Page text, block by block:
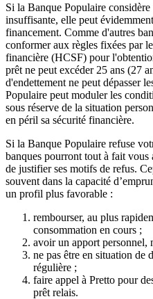
Si la Banque Populaire
insuffisante, elle peut
financement. Comme d'autres
conformer aux règles fixées par
financière (HCSF) pour
prêt ne peut excéder 25 ans (27
d'endettement ne peut dépasser
Populaire peut moduler les
sous réserve de la situation
en péril sa sécurité financière.
Si la Banque Populaire refuse
banques pourront tout à fait vous
de justifier ses motifs de refus.
souvent dans la capacité
un profil plus favorable :
rembourser, au plus
consommation en cours ;
avoir un apport personnel,
ne pas être en situation de
régulière ;
faire appel à Pretto pour
prêt relais.